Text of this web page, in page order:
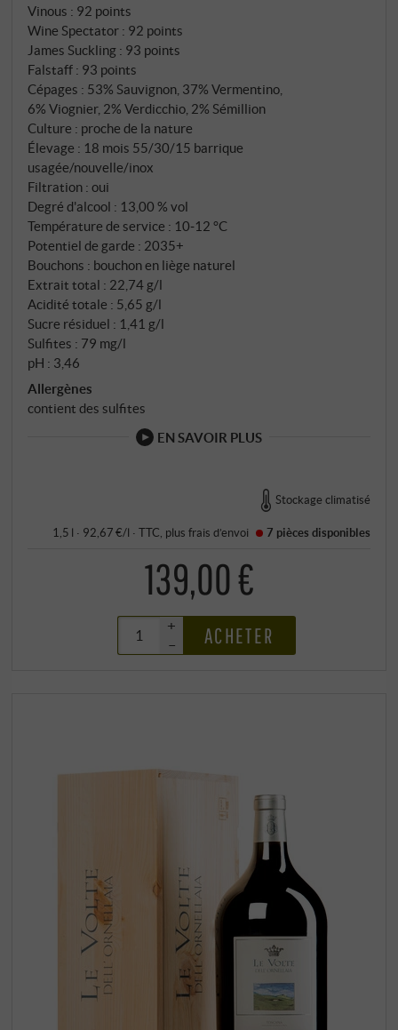
Vinous : 92 points
Wine Spectator : 92 points
James Suckling : 93 points
Falstaff : 93 points
Cépages : 53% Sauvignon, 37% Vermentino,
6% Viognier, 2% Verdicchio, 2% Sémillion
Culture : proche de la nature
Élevage : 18 mois 55/30/15 barrique
usagée/nouvelle/inox
Filtration : oui
Degré d'alcool : 13,00 % vol
Température de service : 10‑12 °C
Potentiel de garde : 2035+
Bouchons : bouchon en liège naturel
Extrait total : 22,74 g/l
Acidité totale : 5,65 g/l
Sucre résiduel : 1,41 g/l
Sulfites : 79 mg/l
pH : 3,46
Allergènes
contient des sulfites
EN SAVOIR PLUS
Stockage climatisé
1,5 l · 92,67 €/l ·TTC , plusfrais d’envoi 7 pièces disponibles
139,00 €
+
–
ACHETER